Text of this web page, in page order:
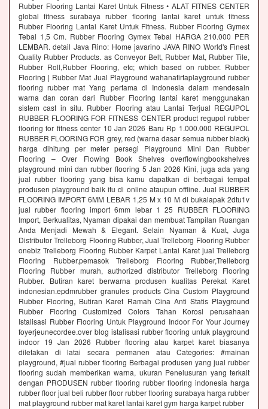
Rubber Flooring Lantai Karet Untuk Fitness • ALAT FITNES CENTER
global fitness surabaya rubber flooring lantai karet untuk fitness
Rubber Flooring Lantai Karet Untuk Fitness. Rubber Flooring Gymex
Tebal 1,5 Cm. Rubber Flooring Gymex Tebal HARGA 210.000 PER
LEMBAR. detail Java Rino: Home javarino JAVA RINO World's Finest
Quality Rubber Products. as Conveyor Belt, Rubber Mat, Rubber Tile,
Rubber Roll,Rubber Flooring, etc; which based on rubber. Rubber
Flooring | Rubber Mat Jual Playground wahanatirtaplayground rubber
flooring rubber mat Yang pertama di Indonesia dalam mendesain
warna dan coran dari Rubber Flooring lantai karet menggunakan
sistem cast in situ. Rubber Flooring atau Lantai Terjual REGUPOL
RUBBER FLOORING FOR FITNESS CENTER product regupol rubber
flooring for fitness center 10 Jan 2026 Baru Rp 1.000.000 REGUPOL
RUBBER FLOORING FOR grey, red (warna dasar semua rubber black)
harga dihitung per meter persegi Playground Mini Dan Rubber
Flooring – Over Flowing Book Shelves overflowingbookshelves
playground mini dan rubber flooring 5 Jan 2026 Kini, juga ada yang
jual rubber flooring yang bisa kamu dapatkan di berbagai tempat
produsen playground baik itu di online ataupun offline. Jual RUBBER
FLOORING IMPORT 6MM LEBAR 1,25 M x 10 M di bukalapak 2dtu1v
jual rubber flooring import 6mm lebar 1 25 RUBBER FLOORING
Import, Berkualitas, Nyaman dipakai dan membuat Tampilan Ruangan
Anda Menjadi Mewah & Elegant. Selain Nyaman & Kuat, Juga
Distributor Trelleborg Flooring Rubber, Jual Trelleborg Flooring Rubber
onebiz Trelleborg Flooring Rubber Karpet Lantai Karet jual Trelleborg
Flooring Rubber,pemasok Trelleborg Flooring Rubber,Trelleborg
Flooring Rubber murah, authorized distributor Trelleborg Flooring
Rubber. Butiran karet berwarna produsen kualitas Perekat Karet
indonesian.epdmrubber granules products Cina Custom Playground
Rubber Flooring, Butiran Karet Ramah Cina Anti Statis Playground
Rubber Flooring Customized Colors Tahan Korosi perusahaan
Istalisasi Rubber Flooring Untuk Playground Indoor For Your Journey
foyerjeunecordee.over blog istalisasi rubber flooring untuk playground
indoor 19 Jan 2026 Rubber flooring atau karpet karet biasanya
diletakan di latai secara permanen atau Categories: #mainan
playground, #jual rubber flooring Berbagai produsen yang jual rubber
flooring sudah memberikan warna, ukuran Penelusuran yang terkait
dengan PRODUSEN rubber flooring rubber flooring indonesia harga
rubber floor jual beli rubber floor rubber flooring surabaya harga rubber
mat playground rubber mat karet lantai karet gym harga karpet rubber